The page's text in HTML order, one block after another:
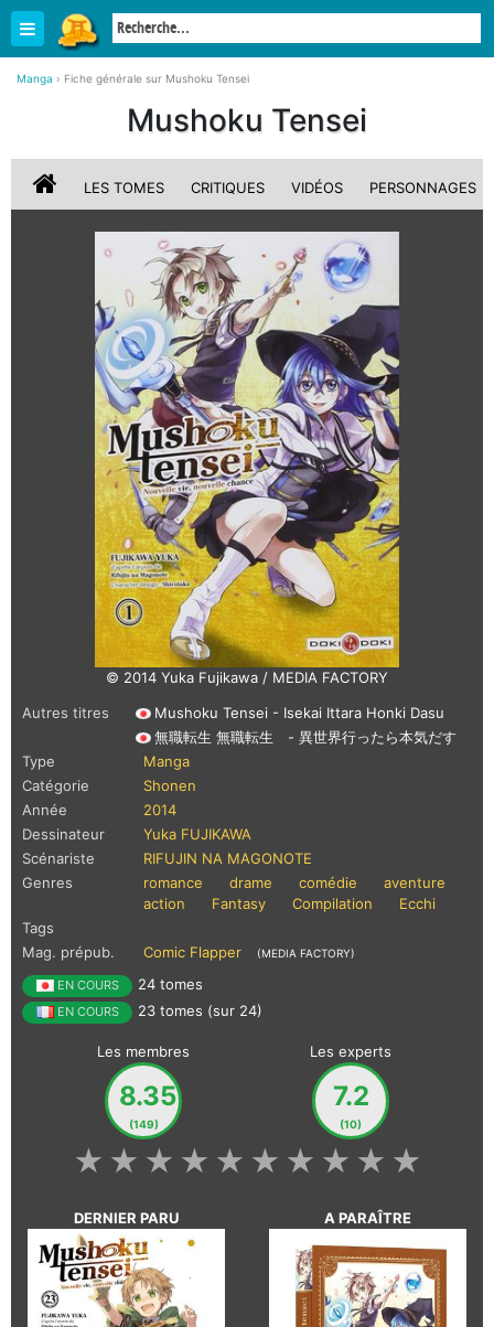
Manga › Fiche générale sur Mushoku Tensei
Mushoku Tensei
LES TOMES CRITIQUES VIDÉOS PERSONNAGES
© 2014 Yuka Fujikawa / MEDIA FACTORY
Autres titres
Mushoku Tensei - Isekai Ittara Honki Dasu
無職転生 無職転生 - 異世界行ったら本気だす
Type
Manga
Catégorie
Shonen
Année
2014
Dessinateur
Yuka FUJIKAWA
Scénariste
RIFUJIN NA MAGONOTE
Genres
romance drame comédie
aventure
action
Fantasy Compilation
Ecchi
Tags
Mag. prépub.
Comic Flapper (MEDIA FACTORY)
EN COURS 24 tomes
EN COURS 23 tomes (sur 24)
Les membres
8.35
(149)
Les experts
7.2
(10)
★
★
★
★
★
★
★
★
★
★
DERNIER PARU A PARAÎTRE